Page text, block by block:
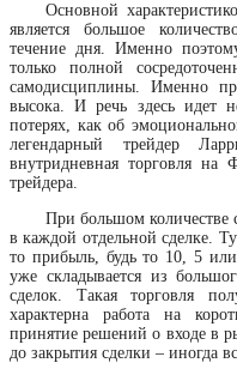
Основной
является большое
течение дня. Именно
только полной
самодисциплины. Именно
высока. И речь здесь идет
потерях, как об
легендарный трейдер
внутридневная торговля на
трейдера.
При большом количестве
в каждой отдельной сделке.
то прибыль, будь то 10, 5
уже складывается из
сделок. Такая торговля
характерна работа на
принятие решений о входе в
до закрытия сделки – иногда